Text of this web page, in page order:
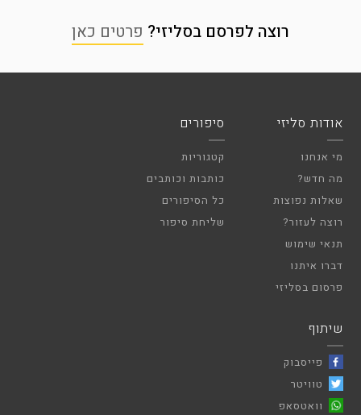
רוצה לפרסם בסליזי? פרטים כאן
אודות סליזי
מי אנחנו
מה חדש?
שאלות נפוצות
רוצה לעזור?
תנאי שימוש
דברו איתנו
פרסום בסליזי
סיפורים
קטגוריות
כותבות וכותבים
כל הסיפורים
שליחת סיפור
שיתוף
פייסבוק
טוויטר
וואטסאפ